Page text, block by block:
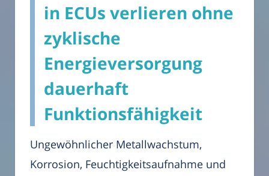
in ECUs verlieren ohne
zyklische
Energieversorgung
dauerhaft
Funktionsfähigkeit
Ungewöhnlicher Metallwachstum,
Korrosion, Feuchtigkeitsaufnahme und